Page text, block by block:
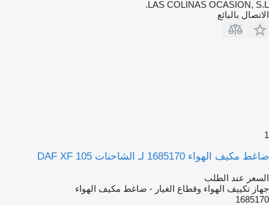
LAS COLINAS OCASION, S.L.
الاتصال بالبائع
1
ضاغط مكيف الهواء 1685170 لـ الشاحنات DAF XF 105
السعر عند الطلب
جهاز تكييف الهواء وقطاع الغيار - ضاغط مكيف الهواء
1685170